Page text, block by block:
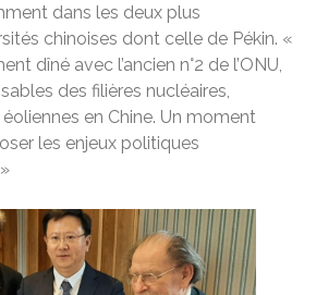
dans les deux plus
chinoises dont celle de Pékin. «
dîné avec l’ancien n°2 de l’ONU,
des filières nucléaires,
en Chine. Un moment
les enjeux politiques